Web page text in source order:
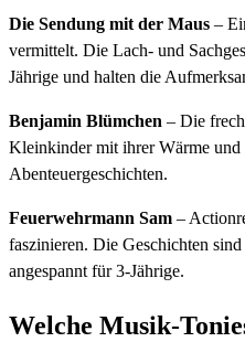
Die Sendung mit der Maus –
vermittelt. Die Lach- und
Jährige und halten die
Benjamin Blümchen – Die
Kleinkinder mit ihrer Wärme und
Abenteuergeschichten.
Feuerwehrmann Sam –
faszinieren. Die Geschichten
angespannt für 3-Jährige.
Welche Musik-